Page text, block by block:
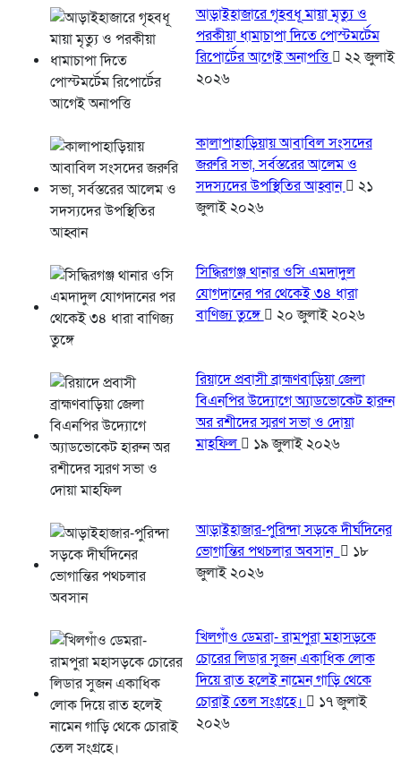
আড়াইহাজারে গৃহবধূ মায়া মৃত্যু ও
পরকীয়া ধামাচাপা দিতে পোস্টমর্টেম
রিপোর্টের আগেই অনাপত্তি
২২ জুলাই
২০২৬
কালাপাহাড়িয়ায় আবাবিল সংসদের
জরুরি সভা, সর্বস্তরের আলেম ও
সদস্যদের উপস্থিতির আহ্বান
২১
জুলাই ২০২৬
সিদ্ধিরগঞ্জ থানার ওসি এমদাদুল
যোগদানের পর থেকেই ৩৪ ধারা
বাণিজ্য তুঙ্গে
২০ জুলাই ২০২৬
রিয়াদে প্রবাসী ব্রাহ্মণবাড়িয়া জেলা
বিএনপির উদ্যোগে অ্যাডভোকেট হারুন
অর রশীদের স্মরণ সভা ও দোয়া
মাহফিল
১৯ জুলাই ২০২৬
আড়াইহাজার-পুরিন্দা সড়কে দীর্ঘদিনের
ভোগান্তির পথচলার অবসান
১৮
জুলাই ২০২৬
খিলগাঁও ডেমরা- রামপুরা মহাসড়কে
চোরের লিডার সুজন একাধিক লোক
দিয়ে রাত হলেই নামেন গাড়ি থেকে
চোরাই তেল সংগ্রহে।
১৭ জুলাই
২০২৬